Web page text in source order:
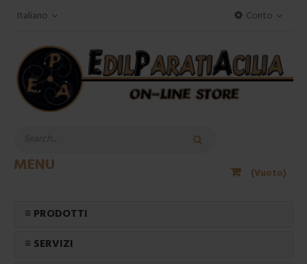
Conto
Italiano
(Vuoto)
MENU
≡ PRODOTTI
≡ SERVIZI